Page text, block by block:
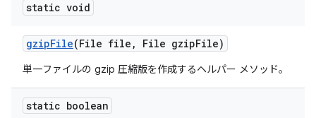
static void
gzipFile(File file , File gzipFile)
単一ファイルの gzip 圧縮版を作成するヘルパー メソッド。
static boolean